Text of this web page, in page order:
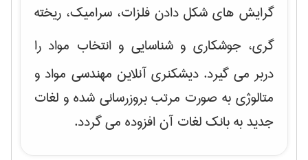
گرایش های شکل دادن فلزات، سرامیک، ریخته
گری، جوشکاری و شناسایی و انتخاب مواد را
دربر می گیرد. دیشکنری آنلاین مهندسی مواد و
متالوژی به صورت مرتب بروزرسانی شده و لغات
جدید به بانک لغات آن افزوده می گردد.